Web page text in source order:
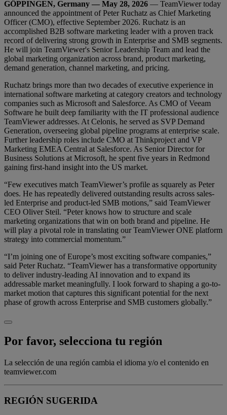
GÖPPINGEN, Germany — May 28, 2026 — TeamViewer today
announced the appointment of Peter Ruchatz as Chief Marketing
Officer (CMO), effective September 2026. Ruchatz is an
accomplished B2B software marketing leader with a proven track
record of delivering strong growth in Enterprise and SMB segments.
He will join TeamViewer's Senior Leadership Team and lead the
global marketing organization across brand, product marketing,
demand generation, channel marketing, and pricing.
Ruchatz brings more than two decades of executive experience in
international software marketing at category creators and technology
companies such as Microsoft and Salesforce. As CMO of Veeam
Software he built deep familiarity with the IT professional audience
TeamViewer addresses. At Celonis, he served as SVP Demand
Generation, overseeing global pipeline programs at enterprise scale.
Further leadership roles include CMO at Thinkproject and VP
Marketing EMEA Central at Salesforce. As Senior Director for
Business Solutions at Microsoft, he spent five years in Redmond
gaining first-hand insight into the US market.
“Few executives match TeamViewer’s profile as squarely as Peter
does. He has repeatedly delivered outstanding results across sales-
led Enterprise and product-led SMB motions,” said TeamViewer
CEO Oliver Steil. “Peter knows how to structure and scale
marketing organizations that win on both brand and pipeline. He
will play a pivotal role in translating our TeamViewer ONE platform
strategy into commercial momentum.”
“I’m joining one of Europe’s most exciting software companies,”
said Peter Ruchatz. “TeamViewer has a transformative opportunity
to deliver industry-leading AI innovation and to expand its
addressable market meaningfully. I look forward to shaping a go-to-
market motion that captures this significant potential for the next
phase of growth across Enterprise and SMB customers globally.”
Por favor, selecciona tu región
La selección de una región cambia el idioma y/o el contenido en
teamviewer.com
REGIÓN SUGERIDA